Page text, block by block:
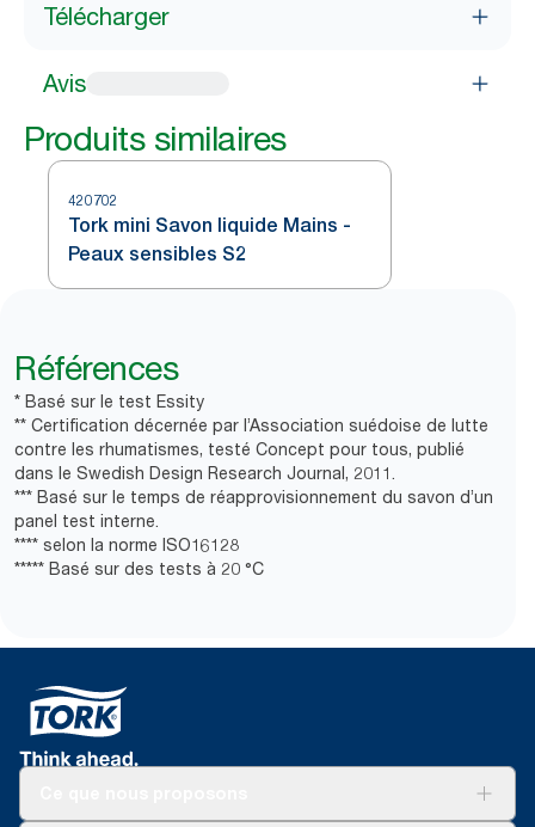
Télécharger
Avis
Produits similaires
420702
Tork mini Savon liquide Mains -
Peaux sensibles S2
Références
* Basé sur le test Essity
** Certification décernée par l’Association suédoise de lutte
contre les rhumatismes, testé Concept pour tous, publié
dans le Swedish Design Research Journal, 2011.
*** Basé sur le temps de réapprovisionnement du savon d’un
panel test interne.
**** selon la norme ISO16128
***** Basé sur des tests à 20 °C